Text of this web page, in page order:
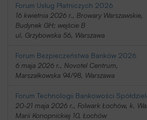
Forum Usług Płatniczych 2026
16 kwietnia 2026 r., Browary Warszawskie,
Budynek GH; wejście B
ul. Grzybowska 56, Warszawa
Forum Bezpieczeństwa Banków 2026
6 maja 2026 r., Novotel Centrum,
Marszałkowska 94/98, Warszawa
Forum Technologii Bankowości
20-21 maja 2026 r., Folwark Łochów, k.
Marii Konopnickiej 10, Łochów